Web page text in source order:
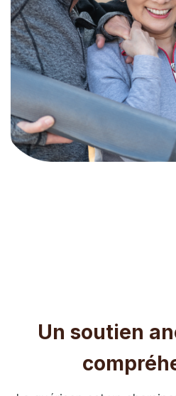
Un soutien